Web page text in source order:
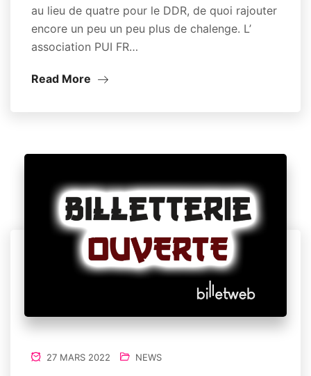
au lieu de quatre pour le DDR, de quoi rajouter
encore un peu un peu plus de chalenge. L’
association PUI FR…
Read More
27 MARS 2022 NEWS